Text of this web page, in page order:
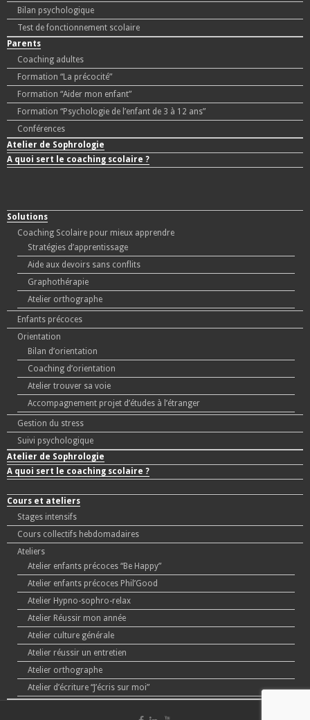
Bilan psychologique
Test de fonctionnement scolaire
Parents
Coaching adultes
Formation “La précocité”
Formation “Aider mon enfant”
Formation “Psychologie de l’enfant de 3 à 12 ans”
Conférences
Atelier de Sophrologie
A quoi sert le coaching scolaire ?
Solutions
Coaching Scolaire pour mieux apprendre
Stratégies d’apprentissage
Aide aux devoirs sans conflits
Graphothérapie
Atelier orthographe
Enfants précoces
Orientation
Bilan d’orientation
Coaching d’orientation
Atelier trouver sa voie
Accompagnement projet d’études à l’étranger
Gestion du stress
Suivi psychologique
Atelier de Sophrologie
A quoi sert le coaching scolaire ?
Cours et ateliers
Stages intensifs
Cours collectifs hebdomadaires
Ateliers
Atelier enfants précoces “Be Happy”
Atelier enfants précoces Phil’Good
Atelier Hypno-sophro-relax
Atelier Réussir mon année
Atelier culture générale
Atelier réussir un entretien
Atelier orthographe
Atelier d’écriture “J’écris sur moi”